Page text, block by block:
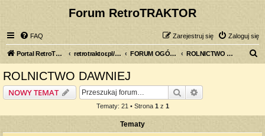
Forum RetroTRAKTOR
FAQ Zaloguj się
Zarejestruj się
Portal RetroTRAKTOR.pl retrotraktor.pl/forum FORUM OGÓLNE ROLNICTWO DAWNIEJ
ROLNICTWO DAWNIEJ
NOWY TEMAT Szukaj
Tematy: 21 • Strona 1 z 1
Tematy